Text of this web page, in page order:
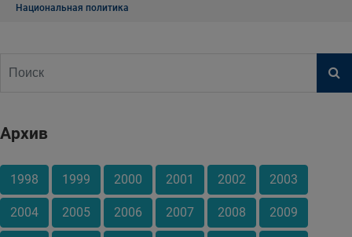
Национальная политика
Архив
1998 1999 2000 2001 2002 2003
2004 2005 2006 2007 2008 2009